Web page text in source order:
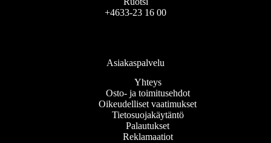
+4633-23 16 00
Asiakaspalvelu
Yhteys
Osto- ja toimitusehdot
Oikeudelliset vaatimukset
Tietosuojakäytäntö
Palautukset
Reklamaatiot